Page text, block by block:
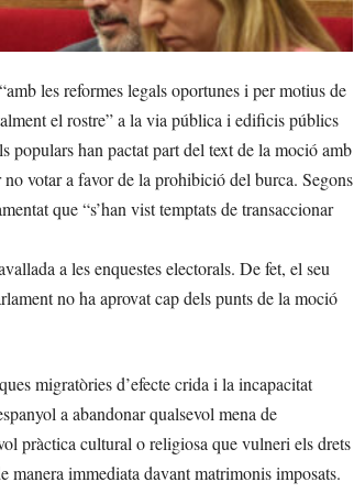
les reformes legals oportunes i per motius de
el rostre” a la via pública i edificis públics
populars han pactat part del text de la moció amb
votar a favor de la prohibició del burca. Segons
que “s’han vist temptats de transaccionar
a les enquestes electorals. De fet, el seu
no ha aprovat cap dels punts de la moció
migratòries d’efecte crida i la incapacitat
a abandonar qualsevol mena de
pràctica cultural o religiosa que vulneri els drets
manera immediata davant matrimonis imposats.